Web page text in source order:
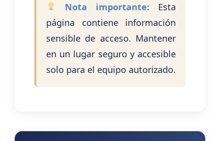
Nota importante: Esta
página contiene información
sensible de acceso. Mantener
en un lugar seguro y accesible
solo para el equipo autorizado.